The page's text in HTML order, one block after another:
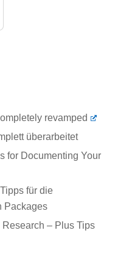
revamped
überarbeitet
for Documenting Your
für die
Packages
– Plus Tips